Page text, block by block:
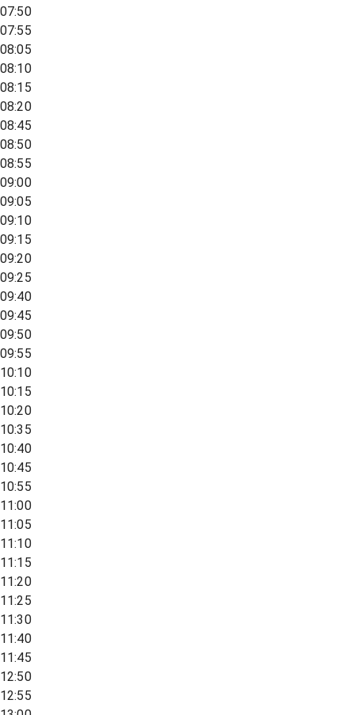
07:50
07:55
08:05
08:10
08:15
08:20
08:45
08:50
08:55
09:00
09:05
09:10
09:15
09:20
09:25
09:40
09:45
09:50
09:55
10:10
10:15
10:20
10:35
10:40
10:45
10:55
11:00
11:05
11:10
11:15
11:20
11:25
11:30
11:40
11:45
12:50
12:55